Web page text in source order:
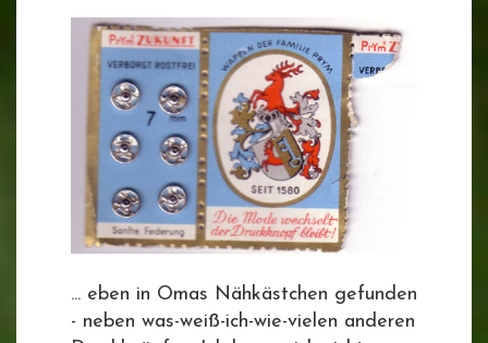
... eben in Omas Nähkästchen gefunden
- neben was-weiß-ich-wie-vielen anderen